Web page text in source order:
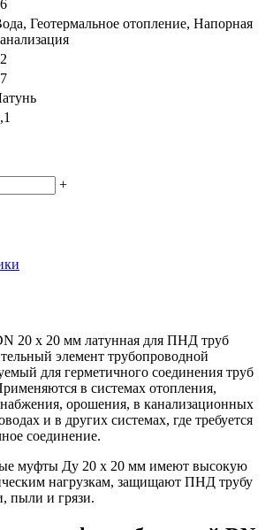
Геотермальное отопление, Напорная
+
20 х 20 мм латунная для ПНД труб
элемент трубопроводной
для герметичного соединения труб
в системах отопления,
орошения, в канализационных
и в других системах, где требуется
соединение.
муфты Ду 20 х 20 мм имеют высокую
нагрузкам, защищают ПНД трубу
пыли и грязи.